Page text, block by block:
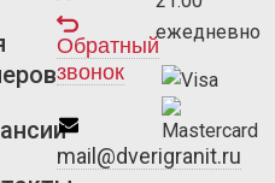
Обратный
звонок
mail@dverigranit.ru
ежедневно